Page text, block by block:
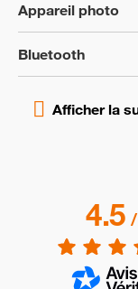
Appareil photo
Bluetooth
4.5/